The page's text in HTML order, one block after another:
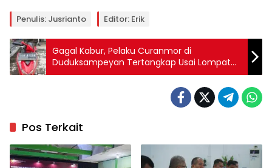
Penulis: Jusrianto Editor: Erik
Gagal Kabur, Pelaku Curanmor di
Duduksampeyan Tertangkap Usai Lompat
ke Truk
Pos Terkait